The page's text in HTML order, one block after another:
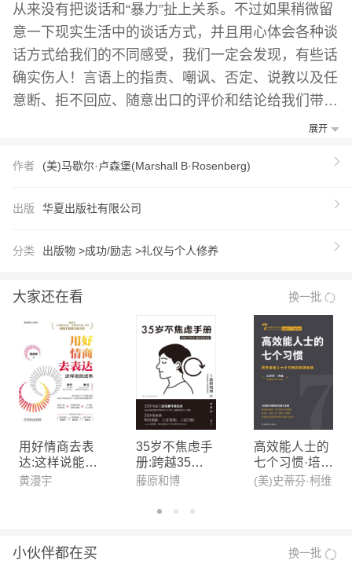
从来没有把谈话和“暴力”扯上关系。不过如果稍微留
意一下现实生活中的谈话方式，并且用心体会各种谈
话方式给我们的不同感受，我们一定会发现，有些话
确实伤人！言语上的指责、嘲讽、否定、说教以及任
意断、拒不回应、随意出口的评价和结论给我们带来
的情感和精神上的创伤甚至比肉体的伤害更加令人痛
隔膜、敌视。 非暴力沟通能够： ? 疗愈内心深处的
破那些引发愤怒、沮丧、焦虑等负面情绪的思维方
会建立和谐的生命体验。
一、 文本的特和优势 1国际非暴力沟通中心指定翻译
版本，更精准体现非暴力沟通精神内涵。 2修订版增
加了“化解冲突，调和纷争”这一章，作为全新章节首
次面世 几十年来，马歇尔博士在世界各地展化解冲
突的工作：从争吵的情侣、家人，到劳资纠纷、帮派
矛盾、族群仇恨等，他从亲身实践中发现，完全有可
能用非暴力沟通的方式化解任何形式的冲突直至皆大
欢喜。这一章马歇尔把多年总结的调解原则、步骤、
关键、难，以及精彩的案例解读毫无保留地分享出
来，成为他离世前留给人们后的珍贵礼物。 二、 修
沟通是“一种生命的语言”，为什么呢？自从《非暴力
展开
作者 (美)马歇尔·卢森堡(Marshall B·Rosenberg)
出版 华夏出版社有限公司
分类 出版物 >成功/励志 >礼仪与个人修养
大家还在看 换一批
用好情商去表
达:这样说能成
事
黄漫宇
35岁不焦虑手
册:跨越35岁
职场门槛的底
藤原和博
高效能人士的
七个习惯·培养
和建立七个习
(美)史蒂芬·柯维
小伙伴都在买 换一批